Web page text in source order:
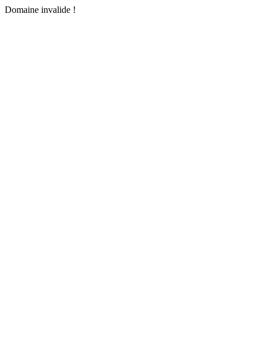
Domaine invalide !